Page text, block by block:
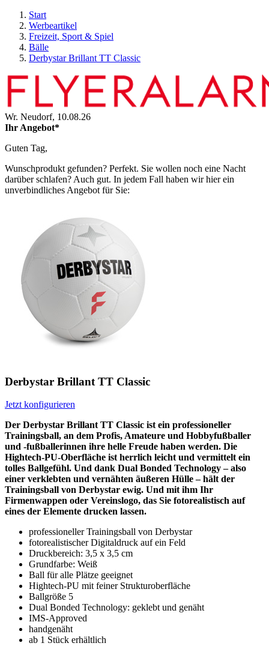
Start
Werbeartikel
Freizeit, Sport & Spiel
Bälle
Derbystar Brillant TT Classic
Wr. Neudorf, 10.08.26
Ihr Angebot*
Guten Tag,
Wunschprodukt gefunden? Perfekt. Sie wollen noch eine Nacht
darüber schlafen? Auch gut. In jedem Fall haben wir hier ein
unverbindliches Angebot für Sie:
Derbystar Brillant TT Classic
Jetzt konfigurieren
Der Derbystar Brillant TT Classic ist ein professioneller
Trainingsball, an dem Profis, Amateure und Hobbyfußballer
und -fußballerinnen ihre helle Freude haben werden. Die
Hightech-PU-Oberfläche ist herrlich leicht und vermittelt ein
tolles Ballgefühl. Und dank Dual Bonded Technology – also
einer verklebten und vernähten äußeren Hülle – hält der
Trainingsball von Derbystar ewig. Und mit ihm Ihr
Firmenwappen oder Vereinslogo, das Sie fotorealistisch auf
eines der Elemente drucken lassen.
professioneller Trainingsball von Derbystar
fotorealistischer Digitaldruck auf ein Feld
Druckbereich: 3,5 x 3,5 cm
Grundfarbe: Weiß
Ball für alle Plätze geeignet
Hightech-PU mit feiner Strukturoberfläche
Ballgröße 5
Dual Bonded Technology: geklebt und genäht
IMS-Approved
handgenäht
ab 1 Stück erhältlich